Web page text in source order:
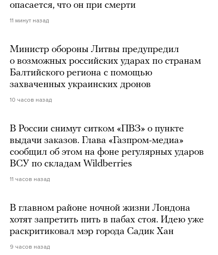
опасается, что он при смерти
11 минут назад
Министр обороны Литвы предупредил
о возможных российских ударах по странам
Балтийского региона с помощью
захваченных украинских дронов
10 часов назад
В России снимут ситком «ПВЗ» о пункте
выдачи заказов. Глава «Газпром-медиа»
сообщил об этом на фоне регулярных ударов
ВСУ по складам Wildberries
11 часов назад
В главном районе ночной жизни Лондона
хотят запретить пить в пабах стоя. Идею уже
раскритиковал мэр города Садик Хан
9 часов назад